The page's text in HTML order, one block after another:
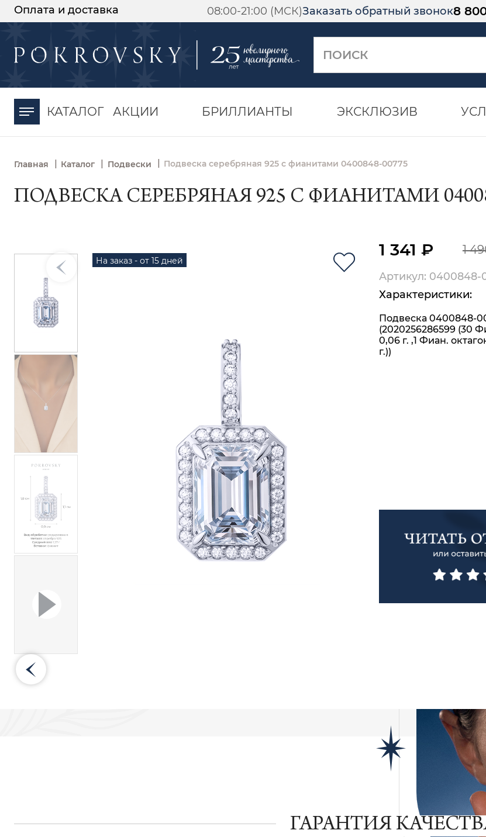
Оплата и доставка 08:00-21:00 (МСК)Заказать обратный звонок8
КАТАЛОГ АКЦИИ БРИЛЛИАНТЫ ЭКСКЛЮЗИВ
Главная | Каталог | Подвески Подвеска серебряная 925 с фианитами 0400848-00775
ПОДВЕСКА СЕРЕБРЯНАЯ 925 С ФИАНИТАМИ
На заказ - от 15 дней
1 341 ₽ 1
Артикул: 0400848-
Характеристики:
Подвеска 0400848-
(2020256286599 (30
0,06 г. ,1 Фиан.
г.))
ГАРАНТИЯ
-30%
момента оплаты